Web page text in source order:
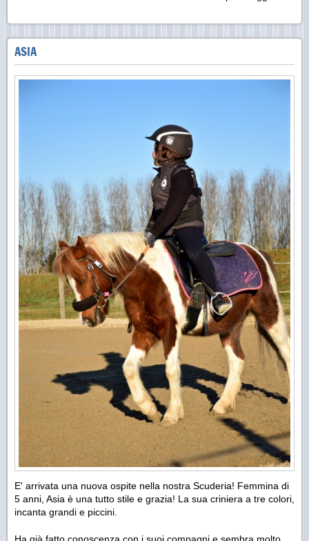
ASIA
E' arrivata una nuova ospite nella nostra Scuderia! Femmina di
5 anni, Asia è una tutto stile e grazia! La sua criniera a tre colori,
incanta grandi e piccini.